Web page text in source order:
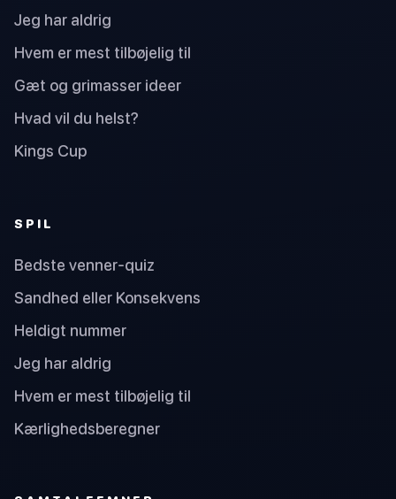
Jeg har aldrig
Hvem er mest tilbøjelig til
Gæt og grimasser ideer
Hvad vil du helst?
Kings Cup
SPIL
Bedste venner-quiz
Sandhed eller Konsekvens
Heldigt nummer
Jeg har aldrig
Hvem er mest tilbøjelig til
Kærlighedsberegner